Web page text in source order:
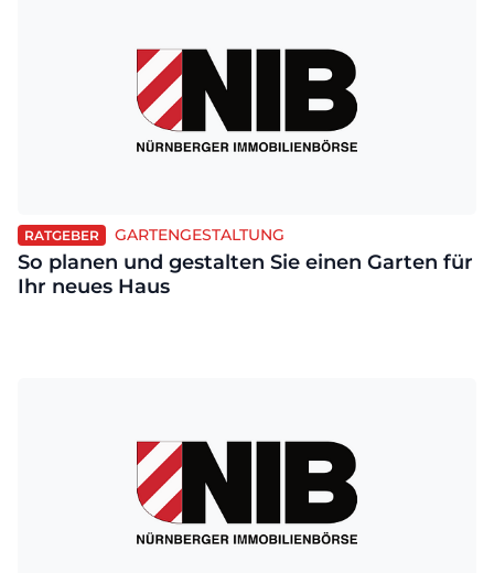
RATGEBER GARTENGESTALTUNG
So planen und gestalten Sie einen Garten für
Ihr neues Haus